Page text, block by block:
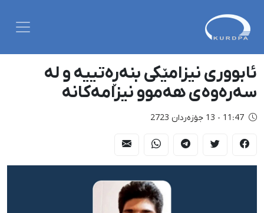
ئابووری نیزامێکی بنەڕەتییە و لە
سەرەوەی هەموو نیزامەکانە
11:47 - 13 جۆزەردان 2723